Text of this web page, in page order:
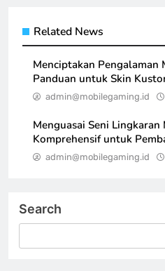
Related News
Menciptakan Pengalaman
Panduan untuk Skin
admin@mobilegaming.id
Menguasai Seni
Komprehensif untuk
admin@mobilegaming.id
Search